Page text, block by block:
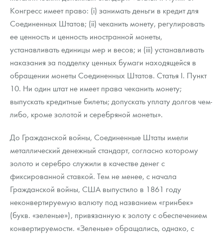
Русская нумизматика
Золотая карманная галерея
Наборы подарочных и коллекционных монет
Монеты и жетоны из недрагоценных металлов
Книги по нумизматике
Конгресс имеет право: (i) занимать деньги в кредит для
Соединенных Штатов; (ii) чеканить монету, регулировать
ее ценность и ценность иностранной монеты,
устанавливать единицы мер и весов; и (iii) устанавливать
наказания за подделку ценных бумаги находящейся в
обращении монеты Соединенных Штатов. Статья I. Пункт
10. Ни один штат не имеет права чеканить монету;
выпускать кредитные билеты; допускать уплату долгов чем-
либо, кроме золотой и серебряной монеты».
До Гражданской войны, Соединенные Штаты имели
металлический денежный стандарт, согласно которому
золото и серебро служили в качестве денег с
фиксированной ставкой. Тем не менее, с начала
Гражданской войны, США выпустило в 1861 году
неконвертируемую валюту под названием «гринбек»
(букв. «зеленые»), привязанную к золоту с обеспечением
конвертируемости. «Зеленые» обращались, однако, с